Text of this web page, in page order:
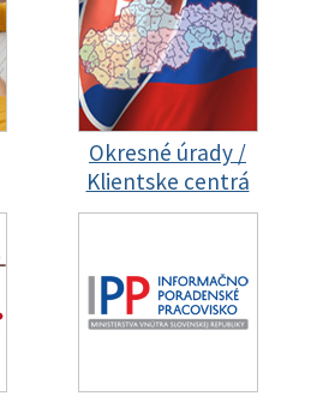
Okresné úrady /
Klientske centrá